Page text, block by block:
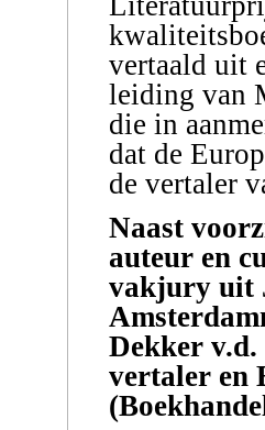
vertaald uit
leiding van
die in
dat de
de vertaler
Naast
auteur en
vakjury uit
Dekker
vertaler en